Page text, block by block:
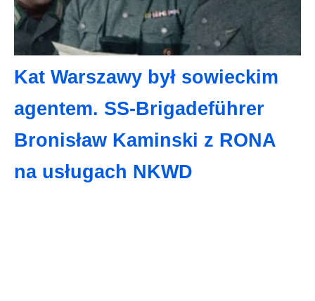
Kat Warszawy był sowieckim
agentem. SS-Brigadeführer
Bronisław Kaminski z RONA
na usługach NKWD